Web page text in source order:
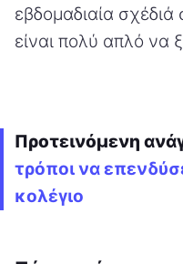
εβδομαδιαία σχέδιά
είναι πολύ απλό να
Προτεινόμενη
τρόποι να
κολέγιο